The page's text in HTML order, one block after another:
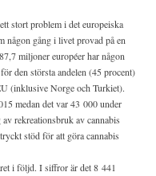
stort problem i det europeiska
någon gång i livet provad på en
miljoner européer har någon
den största andelen (45 procent)
(inklusive Norge och Turkiet).
medan det var 43 000 under
rekreationsbruk av cannabis
stöd för att göra cannabis
i följd. I siffror är det 8 441